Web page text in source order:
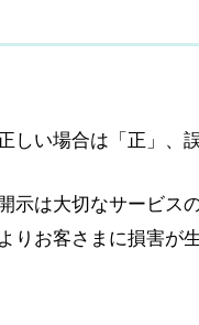
しい場合は「正」、
示は大切なサービス
りお客さまに損害が